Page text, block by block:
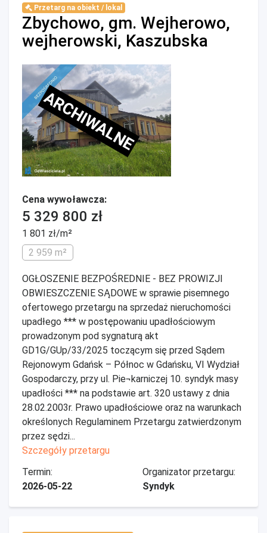
Przetarg na obiekt / lokal
Zbychowo, gm. Wejherowo,
wejherowski, Kaszubska
ARCHIWALNE
Cena wywoławcza:
5 329 800 zł
1 801 zł/m²
2 959 m²
OGŁOSZENIE BEZPOŚREDNIE - BEZ PROWIZJI
OBWIESZCZENIE SĄDOWE w sprawie pisemnego
ofertowego przetargu na sprzedaż nieruchomości
upadłego *** w postępowaniu upadłościowym
prowadzonym pod sygnaturą akt
GD1G/GUp/33/2025 toczącym się przed Sądem
Rejonowym Gdańsk – Północ w Gdańsku, VI Wydział
Gospodarczy, przy ul. Pie¬karniczej 10. syndyk masy
upadłości *** na podstawie art. 320 ustawy z dnia
28.02.2003r. Prawo upadłościowe oraz na warunkach
określonych Regulaminem Przetargu zatwierdzonym
przez sędzi...
Szczegóły przetargu
Termin:
2026-05-22
Organizator przetargu:
Syndyk